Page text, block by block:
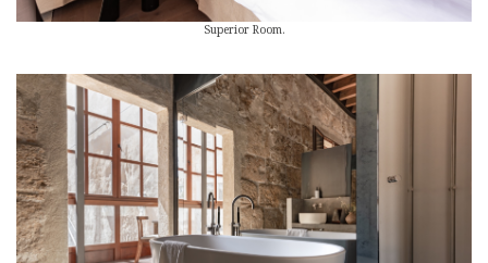
Superior Room.